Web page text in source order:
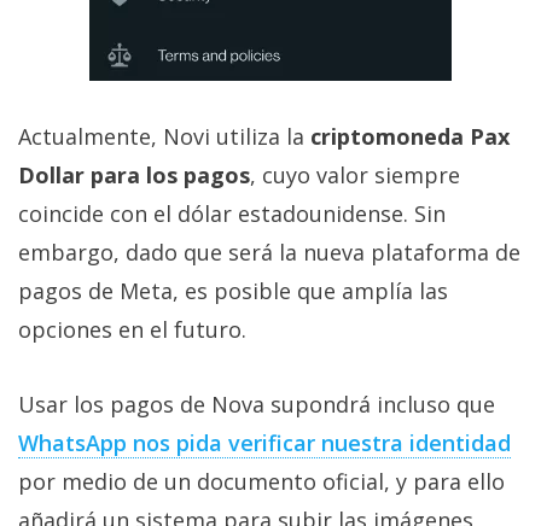
Actualmente, Novi utiliza la criptomoneda Pax
Dollar para los pagos, cuyo valor siempre
coincide con el dólar estadounidense. Sin
embargo, dado que será la nueva plataforma de
pagos de Meta, es posible que amplía las
opciones en el futuro.
Usar los pagos de Nova supondrá incluso que
WhatsApp nos pida verificar nuestra identidad
por medio de un documento oficial, y para ello